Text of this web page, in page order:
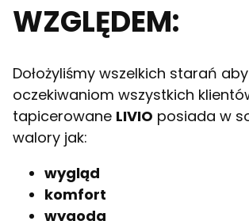
WZGLĘDEM:
Dołożyliśmy wszelkich starań
oczekiwaniom wszystkich
tapicerowane LIVIO posiada w
walory jak:
wygląd
komfort
wygoda